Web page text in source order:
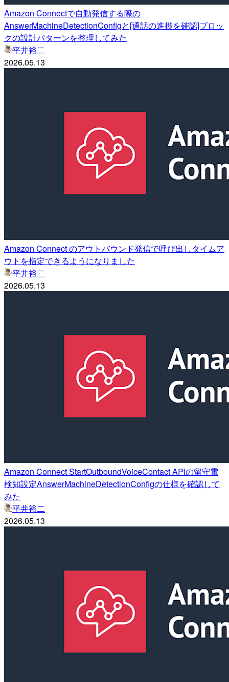
Amazon Connectで自動発信する際の
AnswerMachineDetectionConfigと[通話の進捗を確認]ブロッ
クの設計パターンを整理してみた
平井裕二
2026.05.13
Amazon Connect のアウトバウンド発信で呼び出しタイムア
ウトを指定できるようになりました
平井裕二
2026.05.13
Amazon Connect StartOutboundVoiceContact APIの留守電
検知設定AnswerMachineDetectionConfigの仕様を確認して
みた
平井裕二
2026.05.13